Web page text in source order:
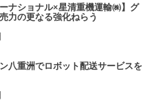
ナショナル×星清重機運輸㈱】グ
力の更なる強化ねらう
八重洲でロボット配送サービスを